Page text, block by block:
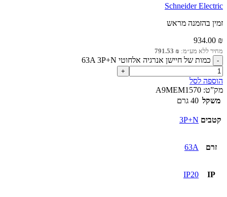
Schneider Electric
זמין בהזמנה מראש
934.00 ₪
מחיר ללא מע״מ: 791.53 ₪
כמות של חיישן אנרגיה אלחוטי 63A 3P+N
הוספה לסל
מק”ט: A9MEM1570
משקל 40 גרם
קטבים 3P+N
זרם 63A
IP
IP20